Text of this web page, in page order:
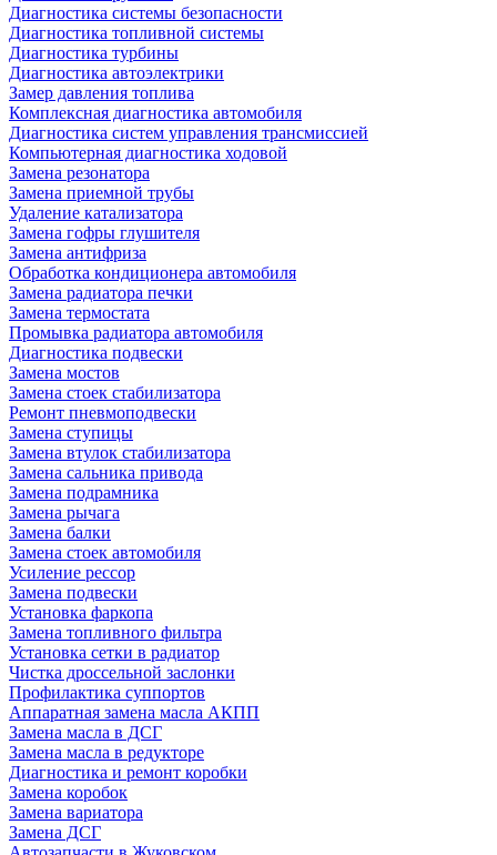
Диагностика системы безопасности
Диагностика топливной системы
Диагностика турбины
Диагностика автоэлектрики
Замер давления топлива
Комплексная диагностика автомобиля
Диагностика систем управления трансмиссией
Компьютерная диагностика ходовой
Замена резонатора
Замена приемной трубы
Удаление катализатора
Замена гофры глушителя
Замена антифриза
Обработка кондиционера автомобиля
Замена радиатора печки
Замена термостата
Промывка радиатора автомобиля
Диагностика подвески
Замена мостов
Замена стоек стабилизатора
Ремонт пневмоподвески
Замена ступицы
Замена втулок стабилизатора
Замена сальника привода
Замена подрамника
Замена рычага
Замена балки
Замена стоек автомобиля
Усиление рессор
Замена подвески
Установка фаркопа
Замена топливного фильтра
Установка сетки в радиатор
Чистка дроссельной заслонки
Профилактика суппортов
Аппаратная замена масла АКПП
Замена масла в ДСГ
Замена масла в редукторе
Диагностика и ремонт коробки
Замена коробок
Замена вариатора
Замена ДСГ